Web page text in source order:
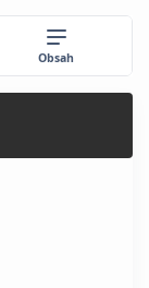
Obsah